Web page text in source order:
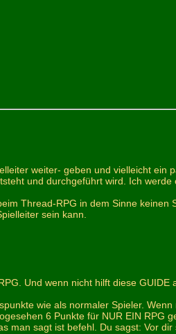
weiter- geben und vielleicht ein
und durchgeführt wird. Ich
Thread-RPG in dem Sinne keinen
sein kann.
Und wenn nicht hilft diese GUIDE
wie als normaler Spieler.
6 Punkte für NUR EIN RPG
man sagt ist befehl. Du sagst: Vor